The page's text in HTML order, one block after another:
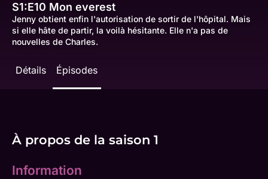
S1:E10 Mon everest
Jenny obtient enfin l'autorisation de sortir de l'hôpital. Mais
si elle hâte de partir, la voilà hésitante. Elle n'a pas de
nouvelles de Charles.
Détails Épisodes
À propos de la saison 1
Information